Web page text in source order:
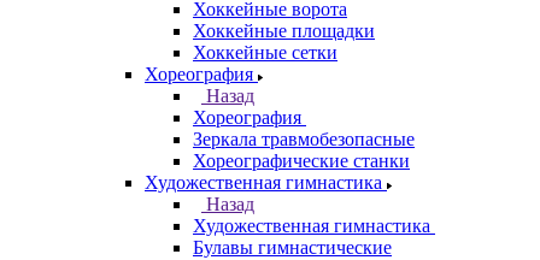
Хоккейные ворота
Хоккейные площадки
Хоккейные сетки
Хореография
Назад
Хореография
Зеркала травмобезопасные
Хореографические станки
Художественная гимнастика
Назад
Художественная гимнастика
Булавы гимнастические